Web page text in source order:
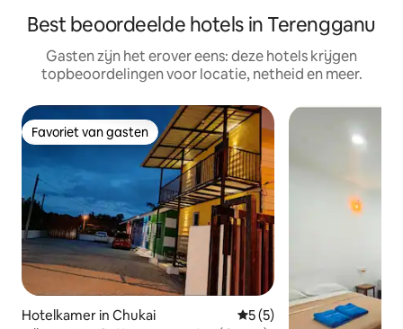
Best beoordeelde hotels in Terengganu
Gasten zijn het erover eens: deze hotels krijgen
topbeoordelingen voor locatie, netheid en meer.
Favoriet van gasten
Favoriet van gasten
Hotelkamer in Chukai Gemiddelde beoordeling
5 (5)